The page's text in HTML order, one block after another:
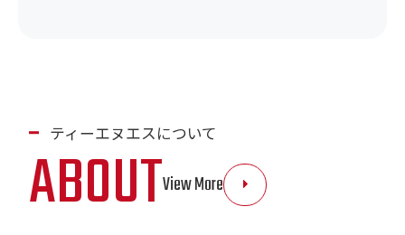
ティーエヌエスについて
ABOUTView More